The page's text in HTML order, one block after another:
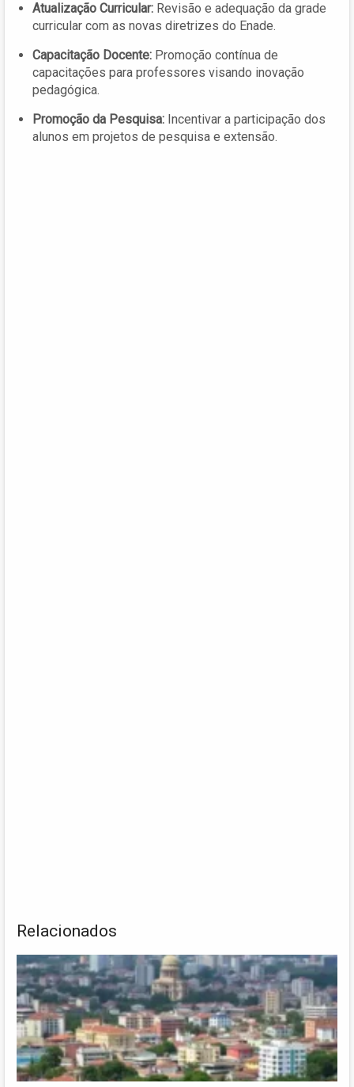
Atualização Curricular: Revisão e adequação da grade
curricular com as novas diretrizes do Enade.
Capacitação Docente: Promoção contínua de
capacitações para professores visando inovação
pedagógica.
Promoção da Pesquisa: Incentivar a participação dos
alunos em projetos de pesquisa e extensão.
Relacionados